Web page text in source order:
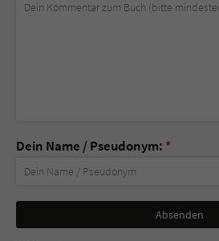
Dein Name / Pseudonym: *
Nicht
ausfüllen!